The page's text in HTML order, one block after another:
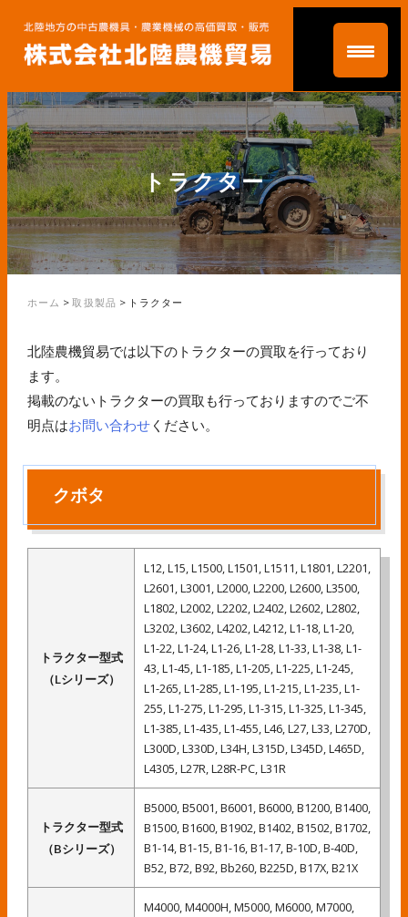
トラクター
ホーム >取扱製品 > トラクター
北陸農機貿易では以下のトラクターの買取を行っており
ます。
掲載のないトラクターの買取も行っておりますのでご不
明点はお問い合わせ ください。
クボタ
トラクター型式
（Lシリーズ）
L12, L15, L1500, L1501, L1511, L1801, L2201,
L2601, L3001, L2000, L2200, L2600, L3500,
L1802, L2002, L2202, L2402, L2602, L2802,
L3202, L3602, L4202, L4212, L1-18, L1-20,
L1-22, L1-24, L1-26, L1-28, L1-33, L1-38, L1-
43, L1-45, L1-185, L1-205, L1-225, L1-245,
L1-265, L1-285, L1-195, L1-215, L1-235, L1-
255, L1-275, L1-295, L1-315, L1-325, L1-345,
L1-385, L1-435, L1-455, L46, L27, L33, L270D,
L300D, L330D, L34H, L315D, L345D, L465D,
L4305, L27R, L28R-PC, L31R
トラクター型式
（Bシリーズ）
B5000, B5001, B6001, B6000, B1200, B1400,
B1500, B1600, B1902, B1402, B1502, B1702,
B1-14, B1-15, B1-16, B1-17, B-10D, B-40D,
B52, B72, B92, Bb260, B225D, B17X, B21X
M4000, M4000H, M5000, M6000, M7000,